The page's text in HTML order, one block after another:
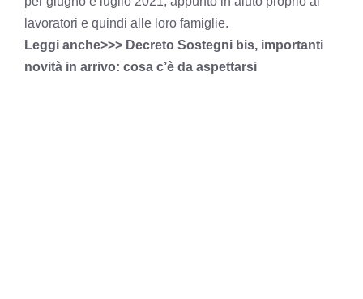
lavoratori e quindi alle loro famiglie.
Leggi anche>>> Decreto Sostegni bis, importanti
novità in arrivo: cosa c’è da aspettarsi